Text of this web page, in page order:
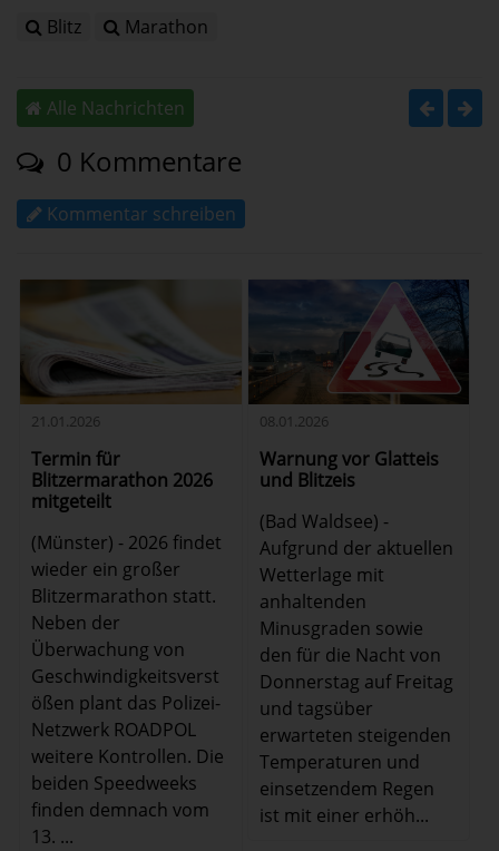
Blitz Marathon
Alle Nachrichten
0 Kommentare
Kommentar schreiben
21.01.2026
Termin für
Blitzermarathon 2026
mitgeteilt
(Münster) - 2026 findet
wieder ein großer
Blitzermarathon statt.
Neben der
Überwachung von
Geschwindigkeitsverst
ößen plant das Polizei-
Netzwerk ROADPOL
weitere Kontrollen. Die
beiden Speedweeks
finden demnach vom
13. ...
08.01.2026
Warnung vor Glatteis
und Blitzeis
(Bad Waldsee) -
Aufgrund der aktuellen
Wetterlage mit
anhaltenden
Minusgraden sowie
den für die Nacht von
Donnerstag auf Freitag
und tagsüber
erwarteten steigenden
Temperaturen und
einsetzendem Regen
ist mit einer erhöh...